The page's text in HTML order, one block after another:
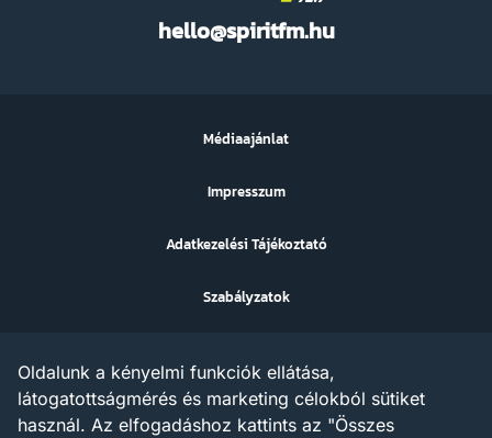
hello@spiritfm.hu
FM
Az ezen a weboldalon megjelenő szövegek, grafikák, képek,
hangfelvételek, video anyagok vagy egyéb tartalmak szerzői jogi
védelem alatt állnak.
Médiaajánlat
Impresszum
Adatkezelési Tájékoztató
Szabályzatok
Oldalunk a kényelmi funkciók ellátása,
látogatottságmérés és marketing célokból sütiket
használ. Az elfogadáshoz kattints az "Összes